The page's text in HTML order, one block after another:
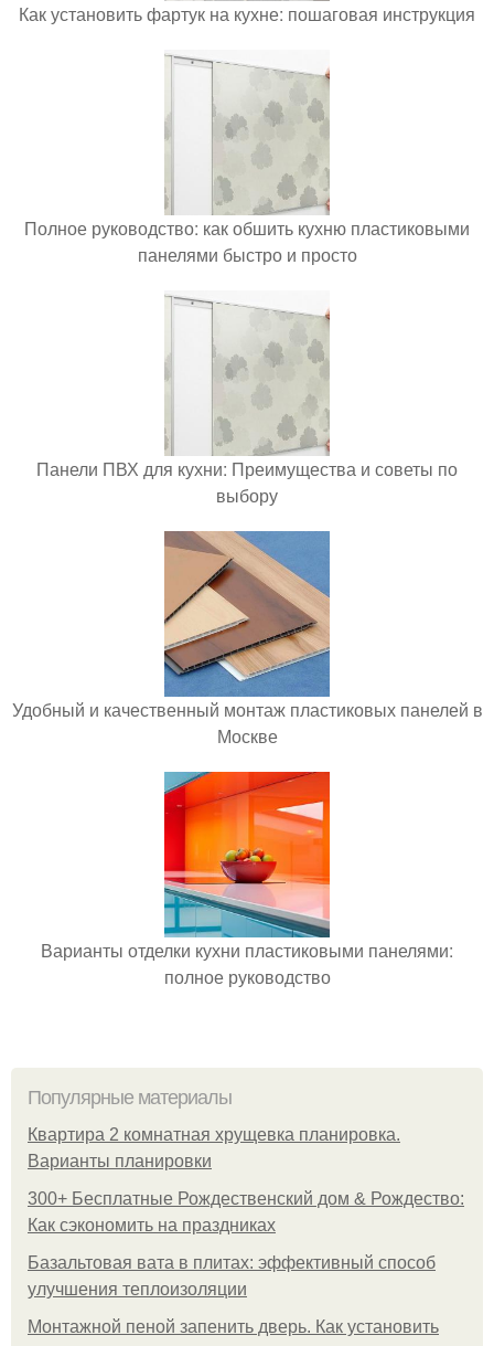
Как установить фартук на кухне: пошаговая инструкция
Полное руководство: как обшить кухню пластиковыми
панелями быстро и просто
Панели ПВХ для кухни: Преимущества и советы по
выбору
Удобный и качественный монтаж пластиковых панелей в
Москве
Варианты отделки кухни пластиковыми панелями:
полное руководство
Популярные материалы
Квартира 2 комнатная хрущевка планировка.
Варианты планировки
300+ Бесплатные Рождественский дом & Рождество:
Как сэкономить на праздниках
Базальтовая вата в плитах: эффективный способ
улучшения теплоизоляции
Монтажной пеной запенить дверь. Как установить